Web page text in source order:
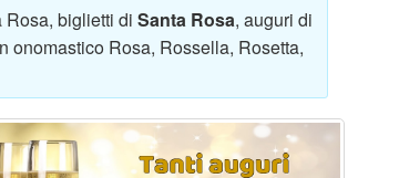
biglietti di Santa Rosa, auguri di
onomastico Rosa, Rossella, Rosetta,